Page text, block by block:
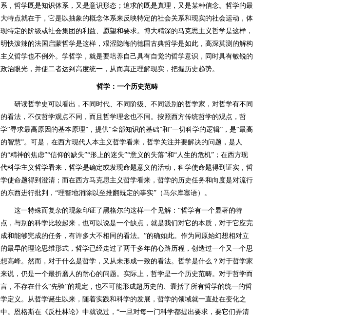
系，哲学既是知识体系，又是意识形态；追求的既是真理，又是某种信念。哲学的最
大特点就在于，它是以抽象的概念体系来反映特定的社会关系和现实的社会运动，体
现特定的阶级或社会集团的利益、愿望和要求。博大精深的马克思主义哲学是这样，
明快泼辣的法国启蒙哲学是这样，艰涩隐晦的德国古典哲学是如此，高深莫测的解构
主义哲学也不例外。学哲学，就是要培养自己具有自觉的哲学意识，同时具有敏锐的
政治眼光，并使二者达到高度统一，从而真正理解现实，把握历史趋势。
哲学：一个历史范畴
研读哲学史可以看出，不同时代、不同阶级、不同派别的哲学家，对哲学有不同
的看法，不仅哲学观点不同，而且哲学理念也不同。按照西方传统哲学的观点，哲
学“寻求最高原因的基本原理”，提供“全部知识的基础”和“一切科学的逻辑”，是“最高
的智慧”。可是，在西方现代人本主义哲学看来，哲学关注并要解决的问题，是人
的“精神的焦虑”“信仰的缺失”“形上的迷失”“意义的失落”和“人生的危机”；在西方现
代科学主义哲学看来，哲学是确定或发现命题意义的活动，科学使命题得到证实，哲
学使命题得到澄清；而在西方马克思主义哲学看来，哲学的历史任务和向度是对流行
的东西进行批判，“理智地消除以至推翻既定的事实”（马尔库塞语）。
这一特殊而复杂的现象印证了黑格尔的这样一个见解：“哲学有一个显著的特
点，与别的科学比较起来，也可以说是一个缺点，就是我们对它的本质，对于它应完
成和能够完成的任务，有许多大不相同的看法。”的确如此。作为同原始幻想相对立
的最早的理论思维形式，哲学已经走过了两千多年的心路历程，创造过一个又一个思
想高峰。然而，对于什么是哲学，又从未形成一致的看法。哲学是什么？对于哲学家
来说，仍是一个最折磨人的耐心的问题。实际上，哲学是一个历史范畴。对于哲学而
言，不存在什么“先验”的规定，也不可能形成超历史的、囊括了所有哲学的统一的哲
学定义。从哲学诞生以来，随着实践和科学的发展，哲学的领域就一直处在变化之
中。恩格斯在《反杜林论》中就说过，“一旦对每一门科学都提出要求，要它们弄清